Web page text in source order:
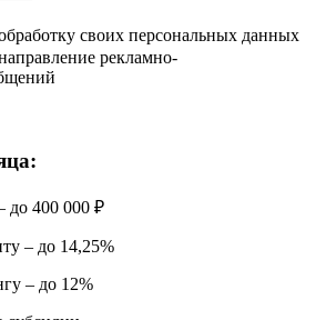
своих персональных данных
рекламно-
до 400 000 ₽
– до 14,25%
– до 12%